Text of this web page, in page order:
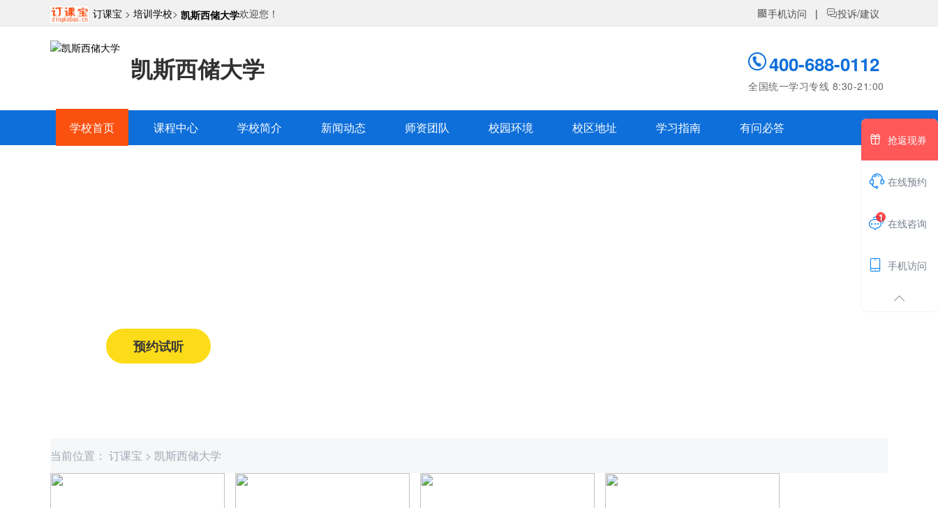
订课宝 > 培训学校> 凯斯西储大学欢迎您！ 手机访问 | 投诉/建议
凯斯西储大学 400-688-0112
全国统一学习专线 8:30-21:00
学校首页 课程中心 学校简介 新闻动态 师资团队 校园环境 校区地址 学习指南 有问必答
预约试听
当前位置： 订课宝 > 凯斯西储大学
 抢返现券
 在线预约

1 在线咨询
 手机访问